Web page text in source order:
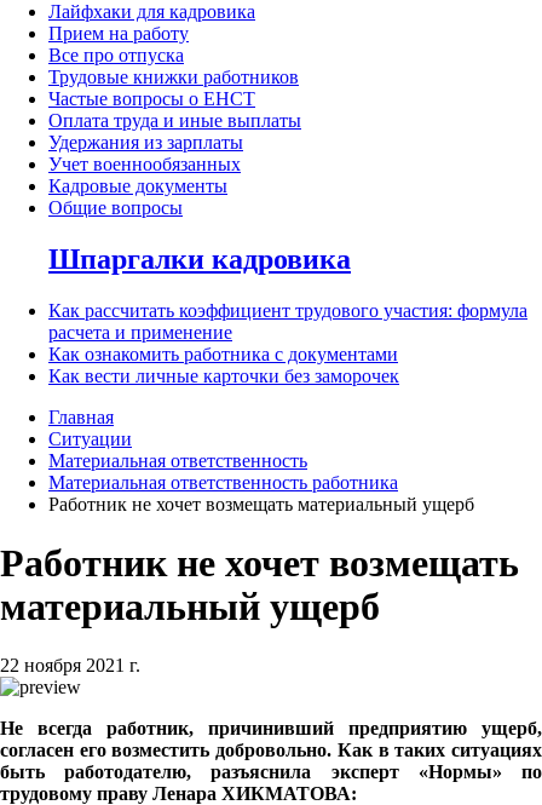
Лайфхаки для кадровика
Прием на работу
Все про отпуска
Трудовые книжки работников
Частые вопросы о ЕНСТ
Оплата труда и иные выплаты
Удержания из зарплаты
Учет военнообязанных
Кадровые документы
Общие вопросы
Шпаргалки кадровика
Как рассчитать коэффициент трудового участия: формула
расчета и применение
Как ознакомить работника с документами
Как вести личные карточки без заморочек
Главная
Ситуации
Материальная ответственность
Материальная ответственность работника
Работник не хочет возмещать материальный ущерб
Работник не хочет возмещать
материальный ущерб
22 ноября 2021 г.
Не всегда работник, причинивший предприятию ущерб,
согласен его возместить добровольно. Как в таких ситуациях
быть работодателю, разъяснила эксперт «Нормы» по
трудовому праву Ленара ХИКМАТОВА: